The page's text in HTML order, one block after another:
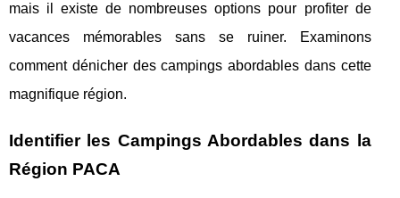
mais il existe de nombreuses options pour profiter de
vacances mémorables sans se ruiner. Examinons
comment dénicher des campings abordables dans cette
magnifique région.
Identifier les Campings Abordables dans la
Région PACA